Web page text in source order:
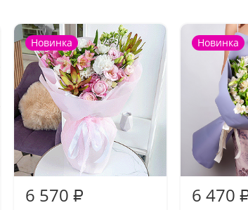
Новинка
6 570 ₽
Новинка
6 470